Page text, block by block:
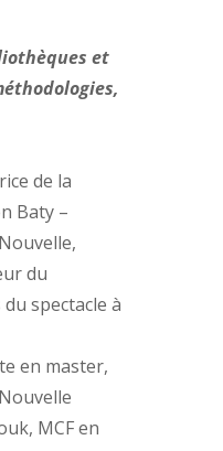
et
de la
Baty –
du
spectacle à
en master,
MCF en